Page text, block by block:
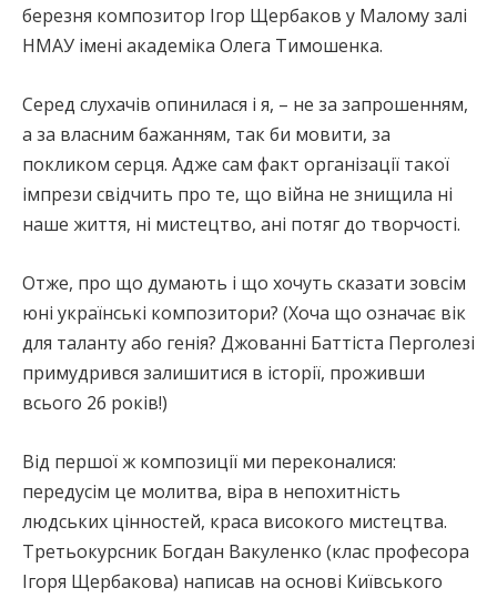
березня композитор Ігор Щербаков у Малому залі
НМАУ імені академіка Олега Тимошенка.
Серед слухачів опинилася і я, – не за запрошенням,
а за власним бажанням, так би мовити, за
покликом серця. Адже сам факт організації такої
імпрези свідчить про те, що війна не знищила ні
наше життя, ні мистецтво, ані потяг до творчості.
Отже, про що думають і що хочуть сказати зовсім
юні українські композитори? (Хоча що означає вік
для таланту або генія? Джованні Баттіста Перголезі
примудрився залишитися в історії, проживши
всього 26 років!)
Від першої ж композиції ми переконалися:
передусім це молитва, віра в непохитність
людських цінностей, краса високого мистецтва.
Третьокурсник Богдан Вакуленко (клас професора
Ігоря Щербакова) написав на основі Київського